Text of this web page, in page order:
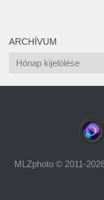
ARCHÍVUM
Archívum
MLZphoto © 2011-